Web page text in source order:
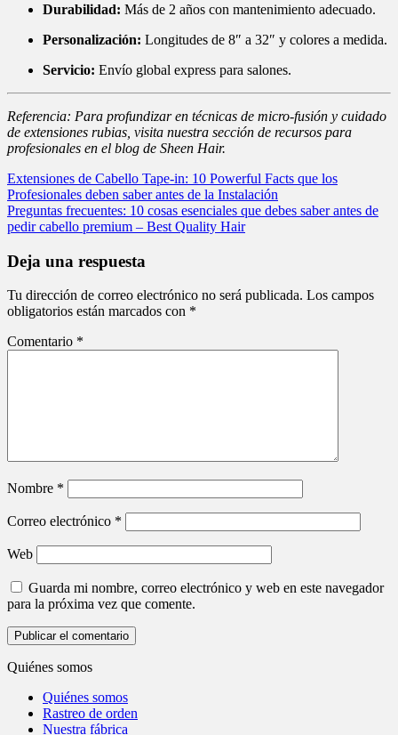
Durabilidad: Más de 2 años con mantenimiento adecuado.
Personalización: Longitudes de 8″ a 32″ y colores a medida.
Servicio: Envío global express para salones.
Referencia: Para profundizar en técnicas de micro-fusión y cuidado
de extensiones rubias, visita nuestra sección de recursos para
profesionales en el blog de Sheen Hair.
Extensiones de Cabello Tape-in: 10 Powerful Facts que los
Profesionales deben saber antes de la Instalación
Preguntas frecuentes: 10 cosas esenciales que debes saber antes de
pedir cabello premium – Best Quality Hair
Deja una respuesta
Tu dirección de correo electrónico no será publicada. Los campos
obligatorios están marcados con *
Comentario *
Nombre *
Correo electrónico *
Web
Guarda mi nombre, correo electrónico y web en este navegador
para la próxima vez que comente.
Quiénes somos
Quiénes somos
Rastreo de orden
Nuestra fábrica